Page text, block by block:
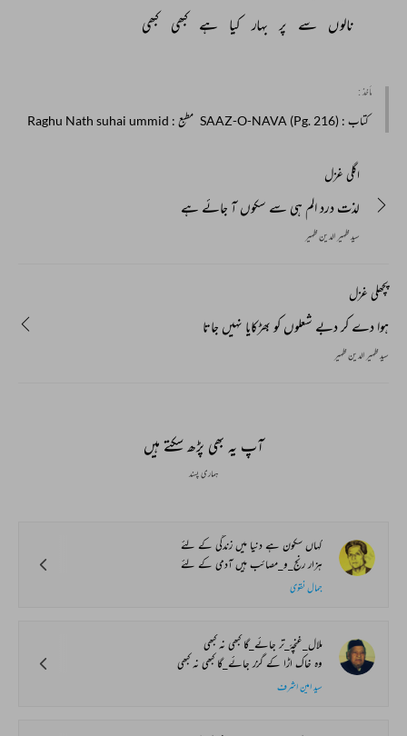
نالوں
سے پر بہار کیا ہے کبھی کبھی
مأخذ :
کتاب : SAAZ-O-NAVA (Pg. 216) مطبع : Raghu Nath suhai ummid
اگلی غزل
لذت درد الم ہی سے سکوں آ جائے ہے
سید ظہیر الدین ظہیر
پچھلی غزل
ہوا دے کر دبے شعلوں کو بھڑکایا نہیں جاتا
سید ظہیر الدین ظہیر
آپ یہ بھی پڑھ سکتے ہیں
ہماری پسند
کہاں سکون ہے دنیا میں زندگی کے لئے
ہزار رنج_و_مصائب ہیں آدمی کے لئے
جمال نقوی
ملال_غنچۂ_تر جائے_گا کبھی نہ کبھی
وہ خاک اڑا کے گزر جائے_گا کبھی نہ کبھی
سید امین اشرف